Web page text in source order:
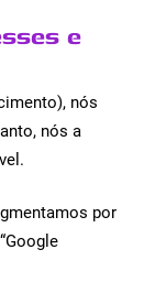
e
nós
nós a
por